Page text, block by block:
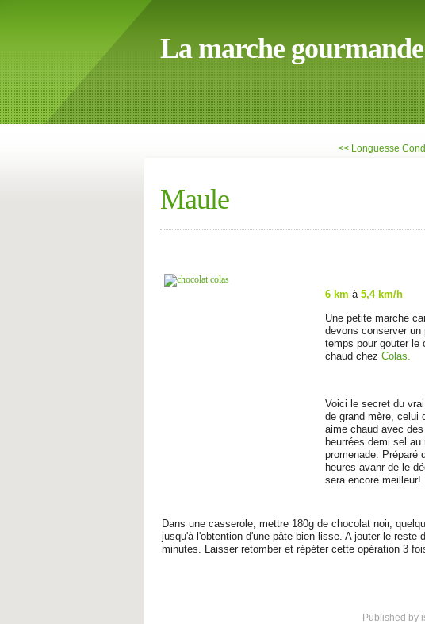
La marche gourmande
<< Longuesse
Maule
6 km à 5,4 km/h
Une petite marche
devons conserver un
temps pour gouter le
chaud chez Colas.
Voici le secret du
de grand mère, celui
aime chaud avec
beurrées demi sel au
promenade. Préparé
heures avanr de le
sera encore meilleur!
Dans une casserole, mettre 180g de chocolat noir,
jusqu'à l'obtention d'une pâte bien lisse. A jouter le reste
minutes. Laisser retomber et répéter cette opération 3
Published by